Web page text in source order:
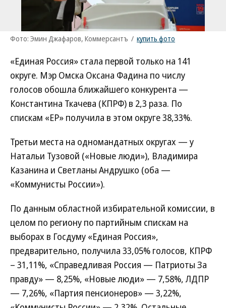
Фото: Эмин Джафаров, Коммерсантъ / купить фото
«Единая Россия» стала первой только на 141
округе. Мэр Омска Оксана Фадина по числу
голосов обошла ближайшего конкурента —
Константина Ткачева (КПРФ) в 2,3 раза. По
спискам «ЕР» получила в этом округе 38,33%.
Третьи места на одномандатных округах — у
Натальи Тузовой («Новые люди»), Владимира
Казанина и Светланы Андрушко (оба —
«Коммунисты России»).
По данным областной избирательной комиссии, в
целом по региону по партийным спискам на
выборах в Госдуму «Единая Россия»,
предварительно, получила 33,05% голосов, КПРФ
– 31,11%, «Справедливая Россия — Патриоты За
правду» — 8,25%, «Новые люди» — 7,58%, ЛДПР
— 7,26%, «Партия пенсионеров» — 3,22%,